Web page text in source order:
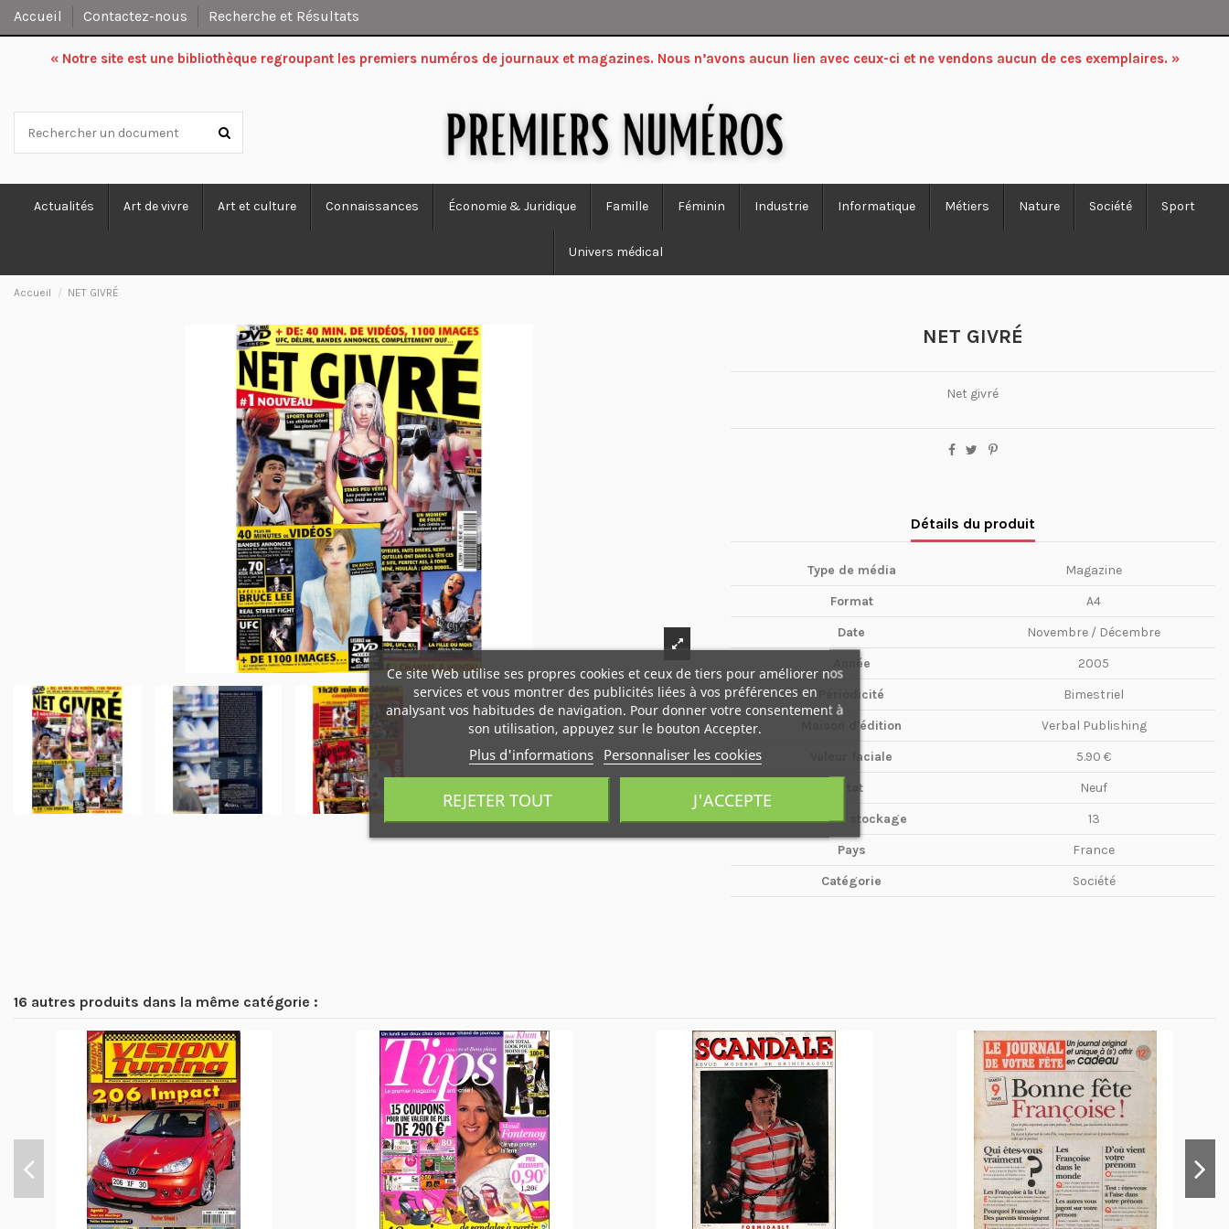
Accueil Contactez-nous Recherche et Résultats
« Notre site est une bibliothèque regroupant les premiers numéros de journaux et magazines. Nous n’avons aucun lien avec ceux-ci et ne vendons aucun de ces exemplaires. »
Actualités Art de vivre Art et culture Connaissances Économie & Juridique Famille Féminin Industrie Informatique Métiers Nature Société Sport
Univers médical
Accueil NET GIVRÉ
NET GIVRÉ
Net givré
Détails du produit
Type de média
Magazine
Format
A4
Date
Novembre / Décembre
Année
2005
Périodicité
Bimestriel
Maison d'édition
Verbal Publishing
Valeur faciale
5.90 €
Etat
Neuf
Boîte de stockage
13
Pays
France
Catégorie
Société
16 autres produits dans la même catégorie :
Ce site Web utilise ses propres cookies et ceux de tiers pour améliorer nos
services et vous montrer des publicités liées à vos préférences en
analysant vos habitudes de navigation. Pour donner votre consentement à
son utilisation, appuyez sur le bouton Accepter.
Plus d'informations Personnaliser les cookies
REJETER TOUT J'ACCEPTE